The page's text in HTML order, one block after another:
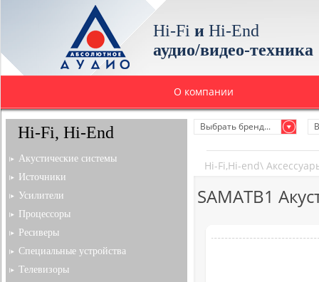
Hi-Fi и Hi-End
аудио/видео-техника
О компании
Выбрать бренд...
Hi-Fi,Hi-end\
SAMATB1
Hi-Fi, Hi-End
Акустические системы
Источники
Усилители
Процессоры
Ресиверы
Специальные устройства
Телевизоры